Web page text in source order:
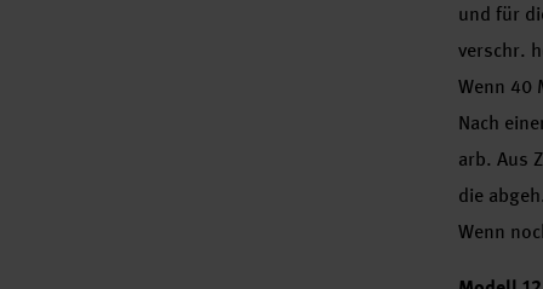
und für
verschr.
Wenn 40
Nach
arb. Aus
die
Wenn